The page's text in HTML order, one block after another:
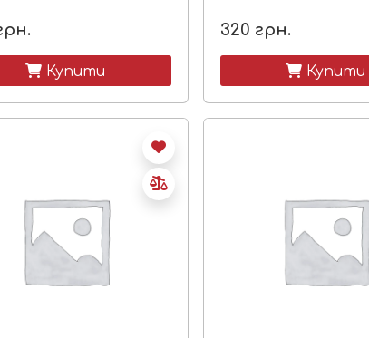
 Купити
320 грн.
 Купити